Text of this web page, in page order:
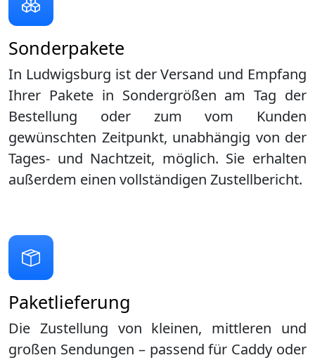
Paketlieferung
Die Zustellung von kleinen, mittleren und
großen Sendungen – passend für Caddy oder
Sonderpakete
In Ludwigsburg ist der Versand und Empfang
Ihrer Pakete in Sondergrößen am Tag der
Bestellung oder zum vom Kunden
gewünschten Zeitpunkt, unabhängig von der
Tages- und Nachtzeit, möglich. Sie erhalten
außerdem einen vollständigen Zustellbericht.